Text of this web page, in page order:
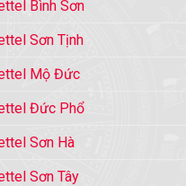
Bình Sơn
Sơn Tịnh
Mộ Đức
Đức Phổ
Sơn Hà
Sơn Tây